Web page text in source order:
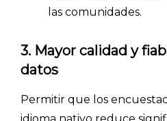
las comunidades.
3. Mayor calidad y
datos
Permitir que los